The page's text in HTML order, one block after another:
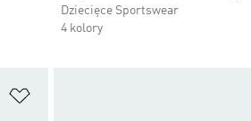
Dziecięce Sportswear
4 kolory